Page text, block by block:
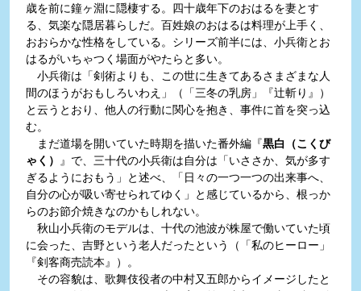
歳を前に鐘ヶ淵に隠棲する。四十歳年下のおはるを妻とす
る、気楽な隠居暮らしだ。百姓娘のおはるは料理が上手く、
おおらかな性格をしている。シリーズ前半には、小兵衛とお
はるがいちゃつく場面がやたらと多い。
小兵衛は「剣術よりも、この世に生きてあるさまざまな人
間のほうがおもしろいわえ」（「三冬の乳房」『辻斬り』）
と云うとおり、他人の行動に関心を抱き、事件に首を突っ込
む。
まだ道場を開いていた時期を描いた番外編『黒白（こくび
ゃく） 』で、三十代の小兵衛は自分は「いささか、気が多す
ぎるようにおもう」と述べ、「日々の一つ一つの出来事へ、
自分の心が吸い寄せられてゆく」と感じているから、根っか
らのお節介焼きなのかもしれない。
秋山小兵衛のモデルは、十代の池波が株屋で働いていた頃
に会った、吉野という老人だったという（「私のヒーロー」
『剣客商売読本』）。
その容貌は、歌舞伎役者の中村又五郎からイメージしたと